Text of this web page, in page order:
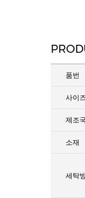
품번
사이
제조
소재
세탁